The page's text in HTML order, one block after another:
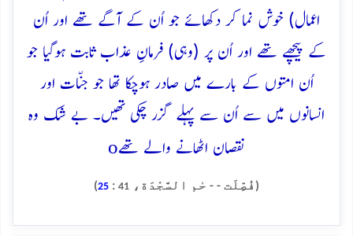
اعمال) خوش نما کر دکھائے جو اُن کے آگے تھے اور اُن
کے پیچھے تھے اور اُن پر (وہی) فرمانِ عذاب ثابت ہوگیا جو
اُن امتوں کے بارے میں صادر ہوچکا تھا جو جنّات اور
انسانوں میں سے اُن سے پہلے گزر چکی تھیں۔ بے شک وہ
نقصان اٹھانے والے تھےo
(فُصِّلَت - - حٰم السَّجْدَة، 41
:
25
)